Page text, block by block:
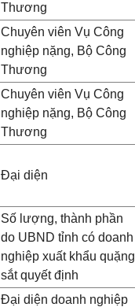
Thương
Chuyên viên Vụ Công
nghiệp nặng, Bộ Công
Thương
Chuyên viên Vụ Công
nghiệp nặng, Bộ Công
Thương
Đại diện
Số lượng, thành phần
do UBND tỉnh có doanh
nghiệp xuất khẩu quặng
sắt quyết định
Đại diện doanh nghiệp